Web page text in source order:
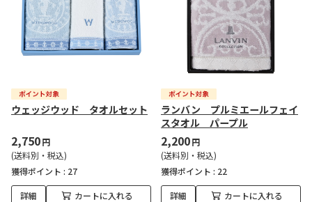
ウェッジウッド タオルセット
2,750円
(送料別・税込)
獲得ポイント : 27
詳細 カートに入れる
ランバン プルミエールフェイ
スタオル パープル
2,200円
(送料別・税込)
獲得ポイント : 22
詳細 カートに入れる